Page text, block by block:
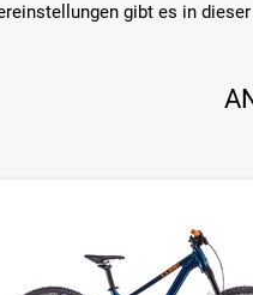
gibt es in